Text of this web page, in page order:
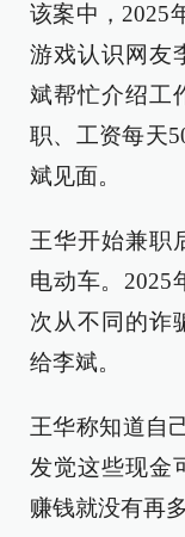
该案中，2025
游戏认识网友
斌帮忙介绍工
职、工资每天
斌见面。
王华开始兼职
电动车。2025
次从不同的诈
给李斌。
王华称知道自
发觉这些现金
赚钱就没有再多